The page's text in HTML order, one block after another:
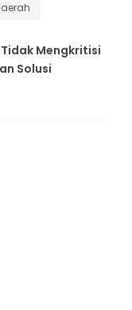
Mengkritisi
Solusi